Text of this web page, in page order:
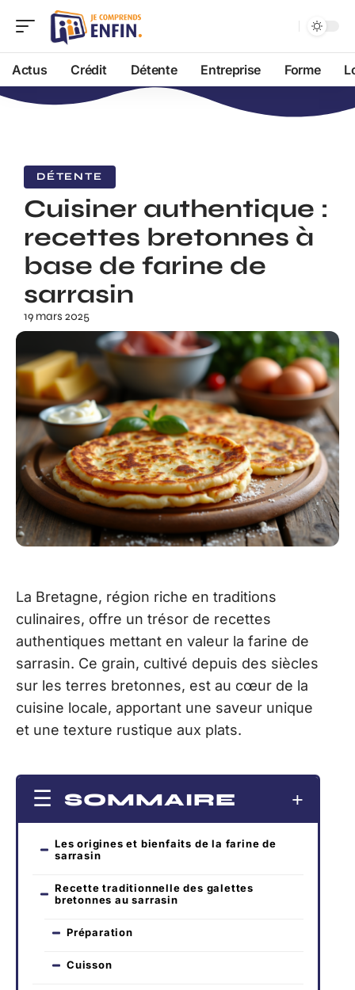
Actus Crédit Détente Entreprise Forme
DÉTENTE
Cuisiner authentique :
recettes bretonnes à
base de farine de
sarrasin
19 mars 2025
La Bretagne, région riche en traditions
culinaires, offre un trésor de recettes
authentiques mettant en valeur la farine de
sarrasin. Ce grain, cultivé depuis des siècles
sur les terres bretonnes, est au cœur de la
cuisine locale, apportant une saveur unique
et une texture rustique aux plats.
SOMMAIRE
Les origines et bienfaits de la farine de
sarrasin
Recette traditionnelle des galettes
bretonnes au sarrasin
Préparation
Cuisson